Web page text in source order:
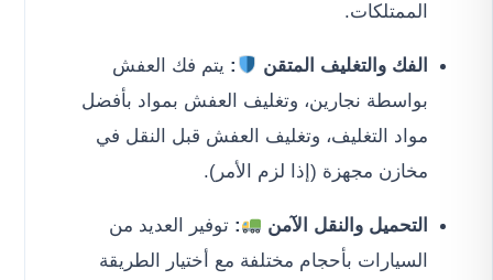
الممتلكات.
الفك والتغليف المتقن : يتم فك العفش
بواسطة نجارين، وتغليف العفش بمواد بأفضل
مواد التغليف، وتغليف العفش قبل النقل في
مخازن مجهزة (إذا لزم الأمر).
التحميل والنقل الآمن : توفير العديد من
السيارات بأحجام مختلفة مع أختيار الطريقة